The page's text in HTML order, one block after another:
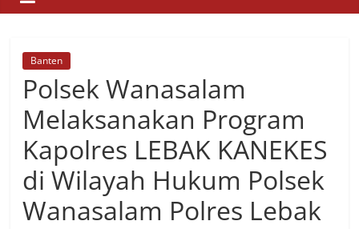
Banten
Polsek Wanasalam
Melaksanakan Program
Kapolres LEBAK KANEKES
di Wilayah Hukum Polsek
Wanasalam Polres Lebak